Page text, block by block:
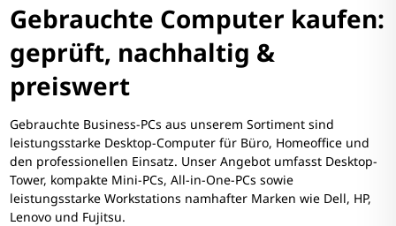
Gebrauchte Computer kaufen:
geprüft, nachhaltig &
preiswert
Gebrauchte Business-PCs aus unserem Sortiment sind
leistungsstarke Desktop-Computer für Büro, Homeoffice und
den professionellen Einsatz. Unser Angebot umfasst Desktop-
Tower, kompakte Mini-PCs, All-in-One-PCs sowie
leistungsstarke Workstations namhafter Marken wie Dell, HP,
Lenovo und Fujitsu.